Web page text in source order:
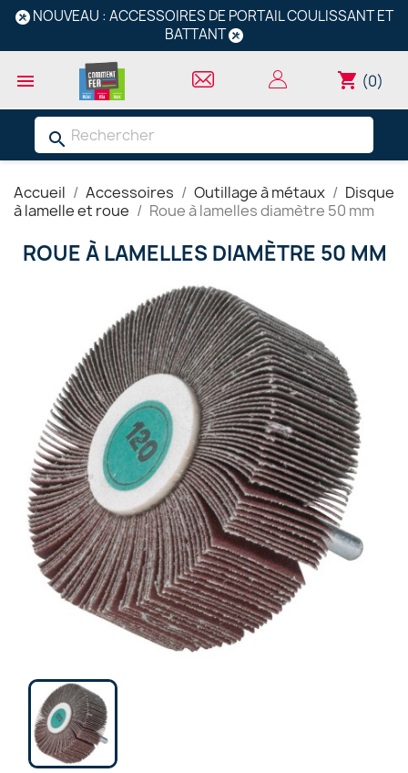
NOUVEAU : ACCESSOIRES DE PORTAIL COULISSANT ET
BATTANT
 shopping_cart (0)
search
Accueil Accessoires Outillage à métaux
Disque
à lamelle et roue
Roue à lamelles diamètre 50 mm
ROUE À LAMELLES DIAMÈTRE 50 MM